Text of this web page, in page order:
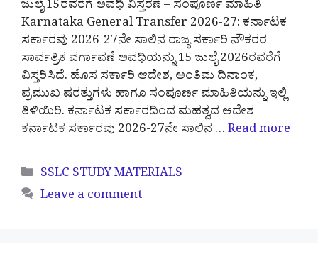
ಜುಲೈ 15ರವರೆಗೆ ಅವಧಿ ವಿಸ್ತರಣೆ – ಸಂಪೂರ್ಣ ಮಾಹಿತಿ
Karnataka General Transfer 2026-27: ಕರ್ನಾಟಕ
ಸರ್ಕಾರವು 2026-27ನೇ ಸಾಲಿನ ರಾಜ್ಯ ಸರ್ಕಾರಿ ನೌಕರರ
ಸಾರ್ವತ್ರಿಕ ವರ್ಗಾವಣೆ ಅವಧಿಯನ್ನು 15 ಜುಲೈ 2026ರವರೆಗೆ
ವಿಸ್ತರಿಸಿದೆ. ಹೊಸ ಸರ್ಕಾರಿ ಆದೇಶ, ಅಂತಿಮ ದಿನಾಂಕ,
ಪ್ರಮುಖ ಷರತ್ತುಗಳು ಹಾಗೂ ಸಂಪೂರ್ಣ ಮಾಹಿತಿಯನ್ನು ಇಲ್ಲಿ
ತಿಳಿಯಿರಿ. ಕರ್ನಾಟಕ ಸರ್ಕಾರದಿಂದ ಮಹತ್ವದ ಆದೇಶ
ಕರ್ನಾಟಕ ಸರ್ಕಾರವು 2026-27ನೇ ಸಾಲಿನ …Read more
Categories
SSLC STUDY MATERIALS
Leave a comment